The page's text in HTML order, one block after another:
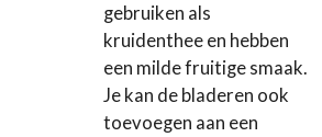
gebruiken als
kruidenthee en hebben
een milde fruitige smaak.
Je kan de bladeren ook
toevoegen aan een